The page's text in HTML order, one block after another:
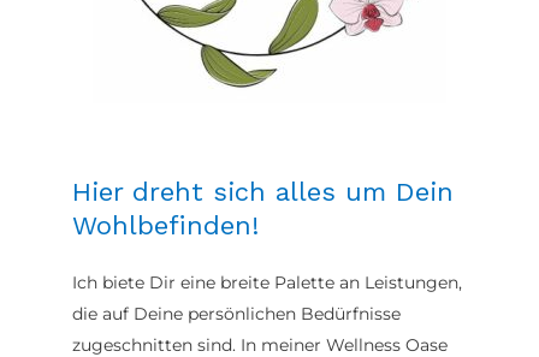
Hier dreht sich alles um Dein
Wohlbefinden!
Ich biete Dir eine breite Palette an Leistungen,
die auf Deine persönlichen Bedürfnisse
zugeschnitten sind. In meiner Wellness Oase